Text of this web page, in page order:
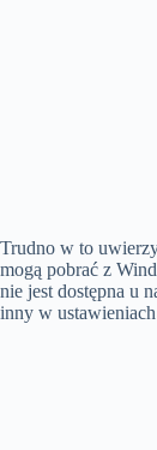
Trudno w to
mogą pobrać z
nie jest dostępna u
inny w